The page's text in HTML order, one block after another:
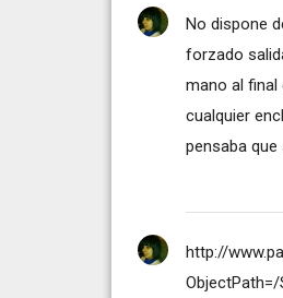
No dispone
forzado
mano al final
cualquier
pensaba
http://